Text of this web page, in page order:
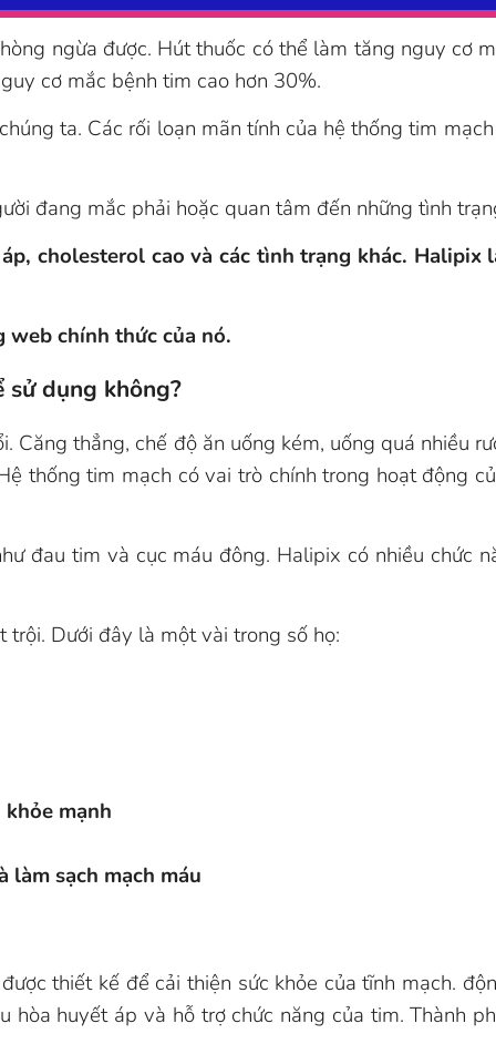
ngừa được. Hút thuốc có thể làm tăng nguy cơ
cơ mắc bệnh tim cao hơn 30%.
ta. Các rối loạn mãn tính của hệ thống tim
đang mắc phải hoặc quan tâm đến những tình
cholesterol cao và các tình trạng khác. Halipix
chính thức của nó.
sử dụng không?
Căng thẳng, chế độ ăn uống kém, uống quá nhiều
thống tim mạch có vai trò chính trong hoạt động
đau tim và cục máu đông. Halipix có nhiều chức
Dưới đây là một vài trong số họ:
mạnh
làm sạch mạch máu
thiết kế để cải thiện sức khỏe của tĩnh mạch.
huyết áp và hỗ trợ chức năng của tim. Thành